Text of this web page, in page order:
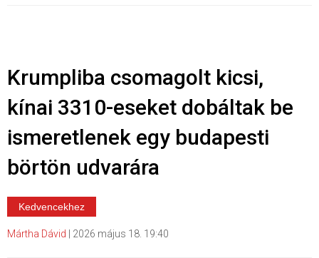
Krumpliba csomagolt kicsi,
kínai 3310-eseket dobáltak be
ismeretlenek egy budapesti
börtön udvarára
Kedvencekhez
Mártha Dávid 2026 május 18. 19:40